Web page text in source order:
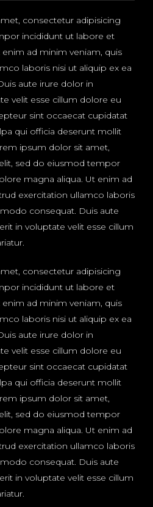
consectetur adipisicing
incididunt ut labore et
ad minim veniam, quis
laboris nisi ut aliquip ex ea
aute irure dolor in
velit esse cillum dolore eu
sint occaecat cupidatat
qui officia deserunt mollit
ipsum dolor sit amet,
sed do eiusmod tempor
magna aliqua. Ut enim ad
exercitation ullamco laboris
consequat. Duis aute
in voluptate velit esse cillum
consectetur adipisicing
incididunt ut labore et
ad minim veniam, quis
laboris nisi ut aliquip ex ea
aute irure dolor in
velit esse cillum dolore eu
sint occaecat cupidatat
qui officia deserunt mollit
ipsum dolor sit amet,
sed do eiusmod tempor
magna aliqua. Ut enim ad
exercitation ullamco laboris
consequat. Duis aute
in voluptate velit esse cillum